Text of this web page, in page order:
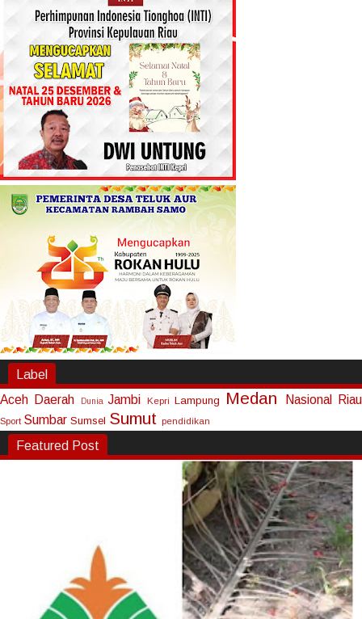
Label
Aceh Daerah Dunia Jambi Kepri Lampung Medan Nasional Riau
Sport Sumbar Sumsel Sumut pendidikan
Featured Post